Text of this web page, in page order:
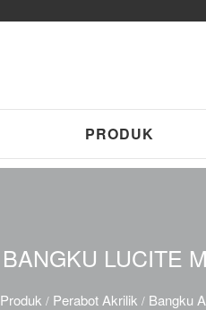
PRODUK
BANGKU LUCITE
Produk / Perabot Akrilik / Bangku